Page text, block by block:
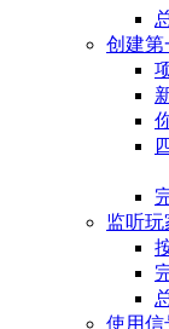
创建第
监听玩
使用信